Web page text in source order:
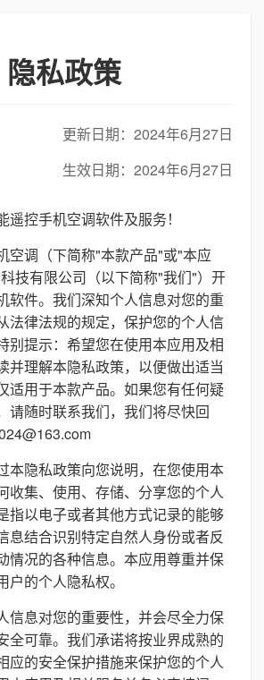
隐私政策
更新日期：2024年6月27日
生效日期：2024年6月27日
遥控手机空调软件及服务！
空调（下简称"本款产品"或"本应
技有限公司（以下简称"我们"）开
软件。我们深知个人信息对您的重
法律法规的规定，保护您的个人信
别提示：希望您在使用本应用及相
并理解本隐私政策，以便做出适当
适用于本款产品。如果您有任何疑
请随时联系我们，我们将尽快回
本隐私政策向您说明，在您使用本
收集、使用、存储、分享您的个人
指以电子或者其他方式记录的能够
息结合识别特定自然人身份或者反
情况的各种信息。本应用尊重并保
的个人隐私权。
信息对您的重要性，并会尽全力保
全可靠。我们承诺将按业界成熟的
应的安全保护措施来保护您的个人